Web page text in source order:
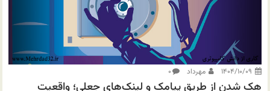
مهرداد ۰
هک شدن از طریق پیامک و لینک‌های جعلی؛ واقعیت